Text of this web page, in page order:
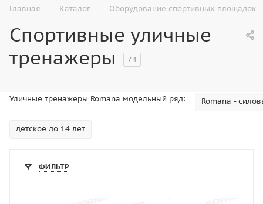
Главная — Каталог — Оборудование спортивных площадок
Спортивные уличные
тренажеры
74
Уличные тренажеры Romana модельный ряд: Romana -
детское до 14 лет
ФИЛЬТР